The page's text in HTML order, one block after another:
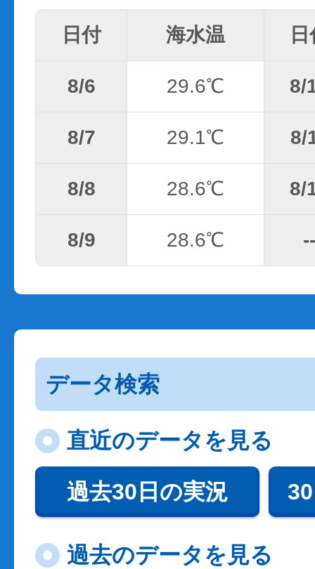
日付 海水温
8/6 29.6℃ 8/
8/7 29.1℃ 8/
8/8 28.6℃ 8/
8/9 28.6℃ --
データ検索
直近のデータを見る
過去30日の実況
過去のデータを見る